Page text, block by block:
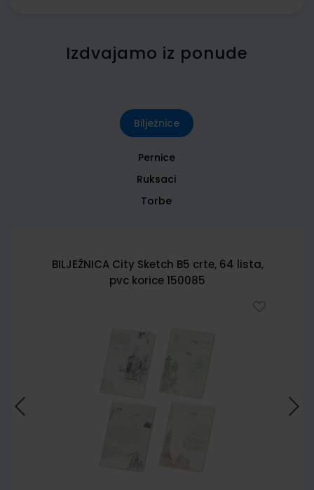
Izdvajamo iz ponude
Bilježnice
Pernice
Ruksaci
Torbe
BILJEŽNICA City Sketch B5 crte, 64 lista,
pvc korice 150085